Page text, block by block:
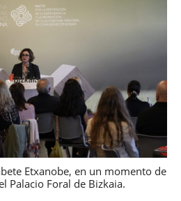
Etxanobe, en un momento de
Palacio Foral de Bizkaia.